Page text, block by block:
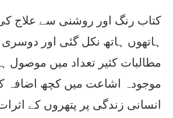
کتاب رنگ اور روشنی سے علاج
ہاتھوں ہاتھ نکل گئی اور
مطالبات کثیر تعداد میں موصول
موجودہ اشاعت میں کچھ اضافہ
انسانی زندگی پر پتھروں کے